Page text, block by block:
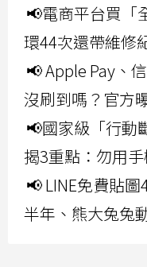
📢電商平台買「
環44次還帶維修
📢 Apple Pay、
沒刷到嗎？官方
📢國家級「行動
揭3重點：勿用
📢 LINE免費貼
半年、熊大兔兔